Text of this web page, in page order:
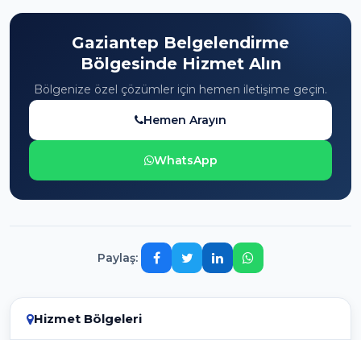
Gaziantep Belgelendirme
Bölgesinde Hizmet Alın
Bölgenize özel çözümler için hemen iletişime geçin.
Hemen Arayın
WhatsApp
Paylaş:
Hizmet Bölgeleri